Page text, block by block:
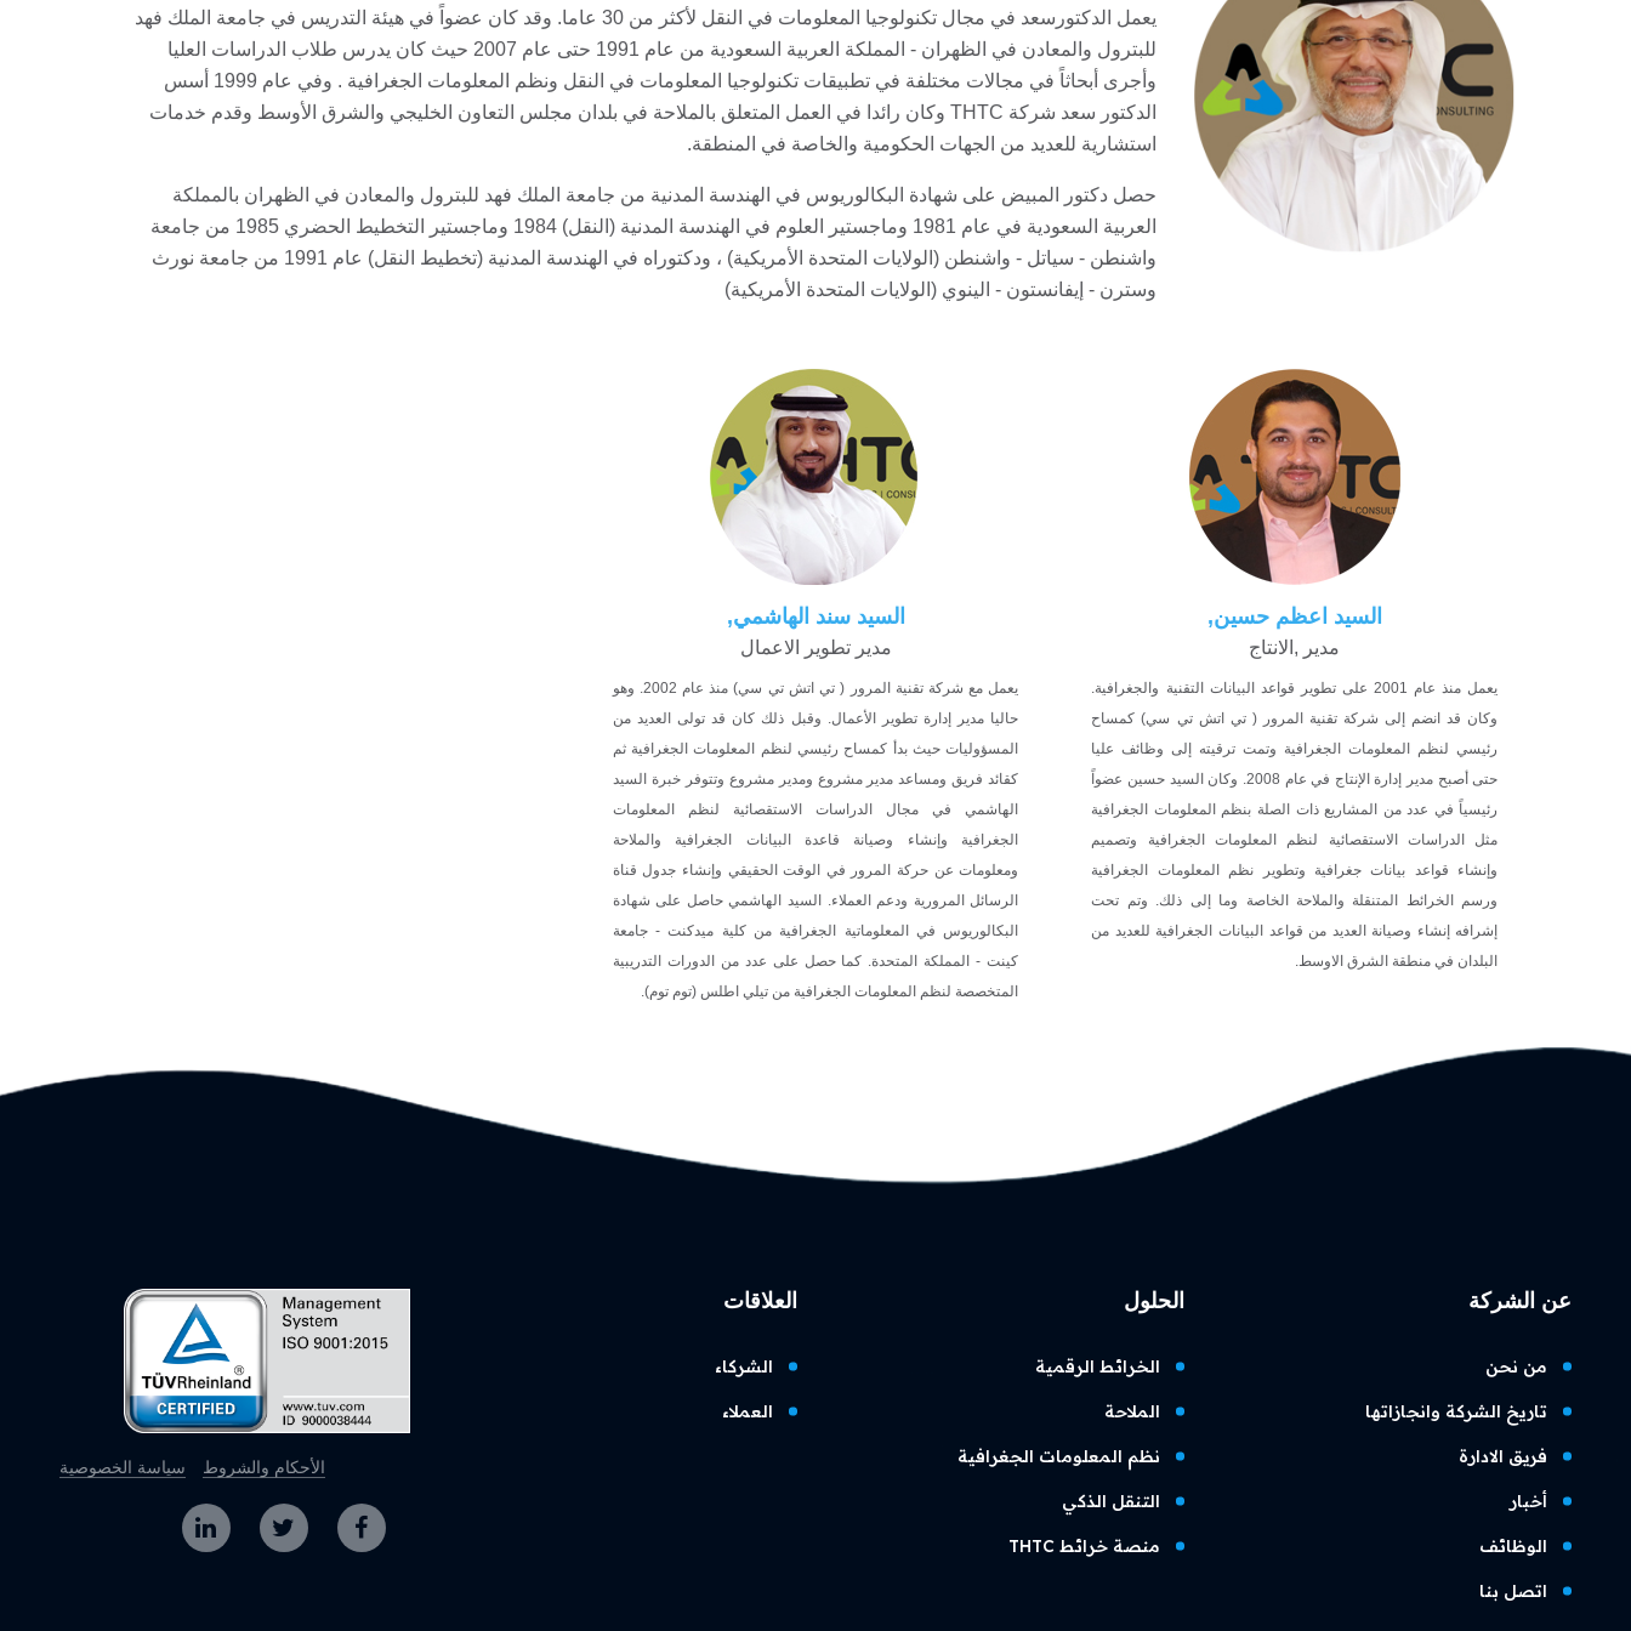
يعمل الدكتورسعد في مجال تكنولوجيا المعلومات في النقل لأكثر من 30 عاما. وقد كان عضواً في هيئة التدريس في جامعة الملك فهد
للبترول والمعادن في الظهران - المملكة العربية السعودية من عام 1991 حتى عام 2007 حيث كان يدرس طلاب الدراسات العليا
وأجرى أبحاثاً في مجالات مختلفة في تطبيقات تكنولوجيا المعلومات في النقل ونظم المعلومات الجغرافية . وفي عام 1999 أسس
الدكتور سعد شركة THTC وكان رائدا في العمل المتعلق بالملاحة في بلدان مجلس التعاون الخليجي والشرق الأوسط وقدم خدمات
استشارية للعديد من الجهات الحكومية والخاصة في المنطقة.
حصل دكتور المبيض على شهادة البكالوريوس في الهندسة المدنية من جامعة الملك فهد للبترول والمعادن في الظهران بالمملكة
العربية السعودية في عام 1981 وماجستير العلوم في الهندسة المدنية (النقل) 1984 وماجستير التخطيط الحضري 1985 من جامعة
واشنطن - سياتل - واشنطن (الولايات المتحدة الأمريكية) ، ودكتوراه في الهندسة المدنية (تخطيط النقل) عام 1991 من جامعة نورث
وسترن - إيفانستون - الينوي (الولايات المتحدة الأمريكية)
السيد اعظم حسين,
مدير ,الانتاج
يعمل منذ عام 2001 على تطوير قواعد البيانات التقنية والجغرافية.
وكان قد انضم إلى شركة تقنية المرور ( تي اتش تي سي) كمساح
رئيسي لنظم المعلومات الجغرافية وتمت ترقيته إلى وظائف عليا
حتى أصبح مدير إدارة الإنتاج في عام 2008. وكان السيد حسين عضواً
رئيسياً في عدد من المشاريع ذات الصلة بنظم المعلومات الجغرافية
مثل الدراسات الاستقصائية لنظم المعلومات الجغرافية وتصميم
وإنشاء قواعد بيانات جغرافية وتطوير نظم المعلومات الجغرافية
ورسم الخرائط المتنقلة والملاحة الخاصة وما إلى ذلك. وتم تحت
إشرافه إنشاء وصيانة العديد من قواعد البيانات الجغرافية للعديد من
البلدان في منطقة الشرق الاوسط.
السيد سند الهاشمي,
مدير تطوير الاعمال
يعمل مع شركة تقنية المرور ( تي اتش تي سي) منذ عام 2002. وهو
حاليا مدير إدارة تطوير الأعمال. وقبل ذلك كان قد تولى العديد من
المسؤوليات حيث بدأ كمساح رئيسي لنظم المعلومات الجغرافية ثم
كقائد فريق ومساعد مدير مشروع ومدير مشروع وتتوفر خبرة السيد
الهاشمي في مجال الدراسات الاستقصائية لنظم المعلومات
الجغرافية وإنشاء وصيانة قاعدة البيانات الجغرافية والملاحة
ومعلومات عن حركة المرور في الوقت الحقيقي وإنشاء جدول قناة
الرسائل المرورية ودعم العملاء. السيد الهاشمي حاصل على شهادة
البكالوريوس في المعلوماتية الجغرافية من كلية ميدكنت - جامعة
كينت - المملكة المتحدة. كما حصل على عدد من الدورات التدريبية
المتخصصة لنظم المعلومات الجغرافية من تيلي اطلس (توم توم).
عن الشركة
من نحن
تاريخ الشركة وانجازاتها
فريق الادارة
أخبار
الوظائف
اتصل بنا
الحلول
الخرائط الرقمية
الملاحة
نظم المعلومات الجغرافية
التنقل الذكي
منصة خرائط THTC
العلاقات
الشركاء
العملاء
سياسة الخصوصية الأحكام والشروط